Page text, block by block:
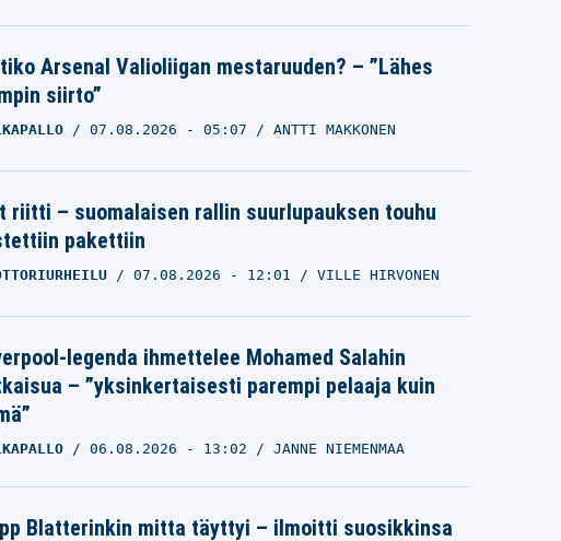
Arsenal Valioliigan mestaruuden? – ”Lähes
siirto”
07.08.2026 - 05:07 ANTTI MAKKONEN
riitti – suomalaisen rallin suurlupauksen touhu
pakettiin
07.08.2026 - 12:01 VILLE HIRVONEN
legenda ihmettelee Mohamed Salahin
– ”yksinkertaisesti parempi pelaaja kuin
06.08.2026 - 13:02 JANNE NIEMENMAA
Blatterinkin mitta täyttyi – ilmoitti suosikkinsa